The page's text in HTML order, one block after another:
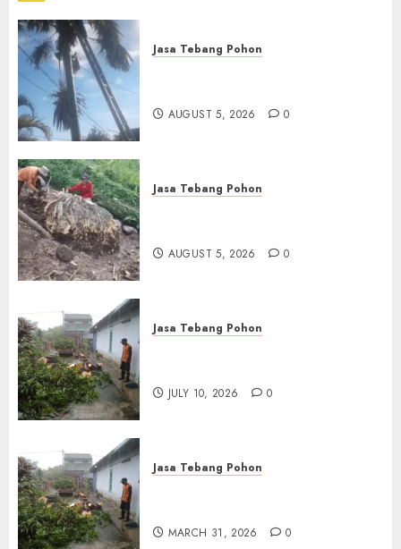
Jasa Tebang Pohon
AUGUST 5, 2026 0
Jasa Tebang Pohon
AUGUST 5, 2026 0
Jasa Tebang Pohon
JULY 10, 2026 0
Jasa Tebang Pohon
MARCH 31, 2026 0